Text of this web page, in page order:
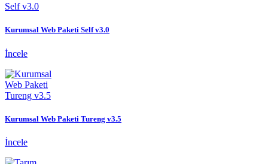
Kurumsal Web Paketi Self v3.0
İncele
Kurumsal Web Paketi Tureng v3.5
İncele